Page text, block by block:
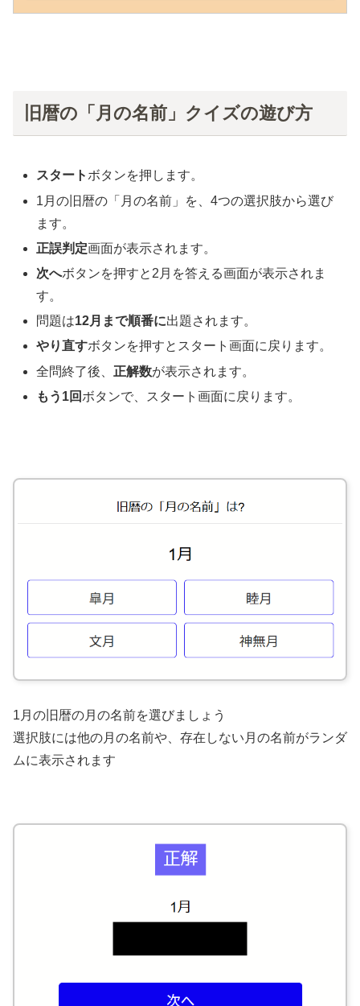
旧暦の「月の名前」クイズの遊び方
スタートボタンを押します。
1月の旧暦の「月の名前」を、4つの選択肢から選び
ます。
正誤判定画面が表示されます。
次へボタンを押すと2月を答える画面が表示されま
す。
問題は12月まで順番に出題されます。
やり直すボタンを押すとスタート画面に戻ります。
全問終了後、 正解数が表示されます。
もう1回 ボタンで、スタート画面に戻ります。
1月の旧暦の月の名前を選びましょう
選択肢には他の月の名前や、存在しない月の名前がランダ
ムに表示されます